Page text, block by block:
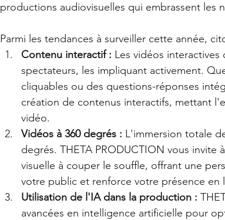
productions audiovisuelles qui embrassent les
Parmi les tendances à surveiller cette année,
Contenu interactif : Les vidéos
spectateurs, les impliquant activement.
cliquables ou des questions-réponses
création de contenus interactifs, mettant
vidéo.
Vidéos à 360 degrés : L'immersion totale
degrés. THETA PRODUCTION vous
visuelle à couper le souffle, offrant une
votre public et renforce votre présence en
Utilisation de l'IA dans la production :
avancées en intelligence artificielle pour